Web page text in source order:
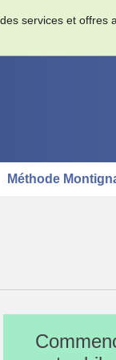
services et offres
Méthode